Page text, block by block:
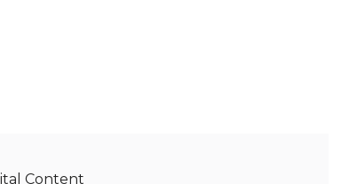
Content